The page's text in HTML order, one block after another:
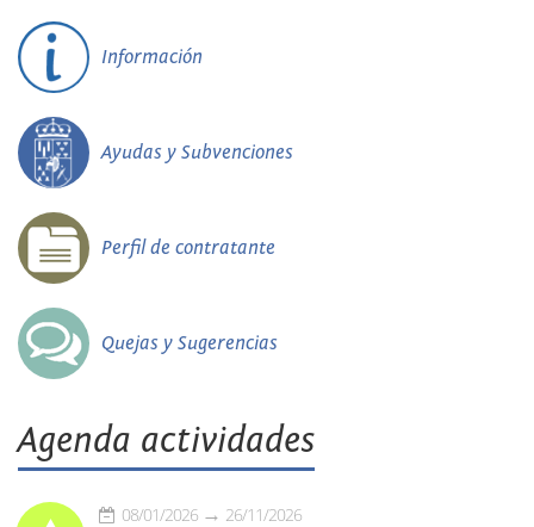
Información
Ayudas y Subvenciones
Perfil de contratante
Quejas y Sugerencias
Agenda actividades
08/01/2026 26/11/2026